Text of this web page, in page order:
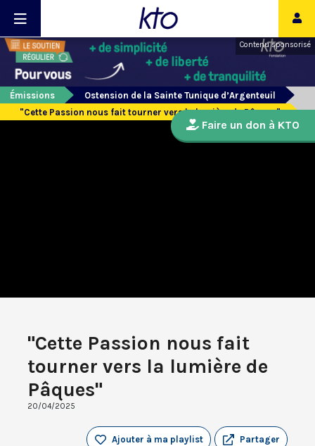
Contenu sponsorisé
Émissions
Ostension de la Sainte Tunique d’Argenteuil
"Cette Passion nous fait tourner vers la lumière de Pâques"
"Cette Passion nous fait
tourner vers la lumière de
Pâques"
20/04/2025
Partager
Ajouter à ma playlist
Faire un don à KTO